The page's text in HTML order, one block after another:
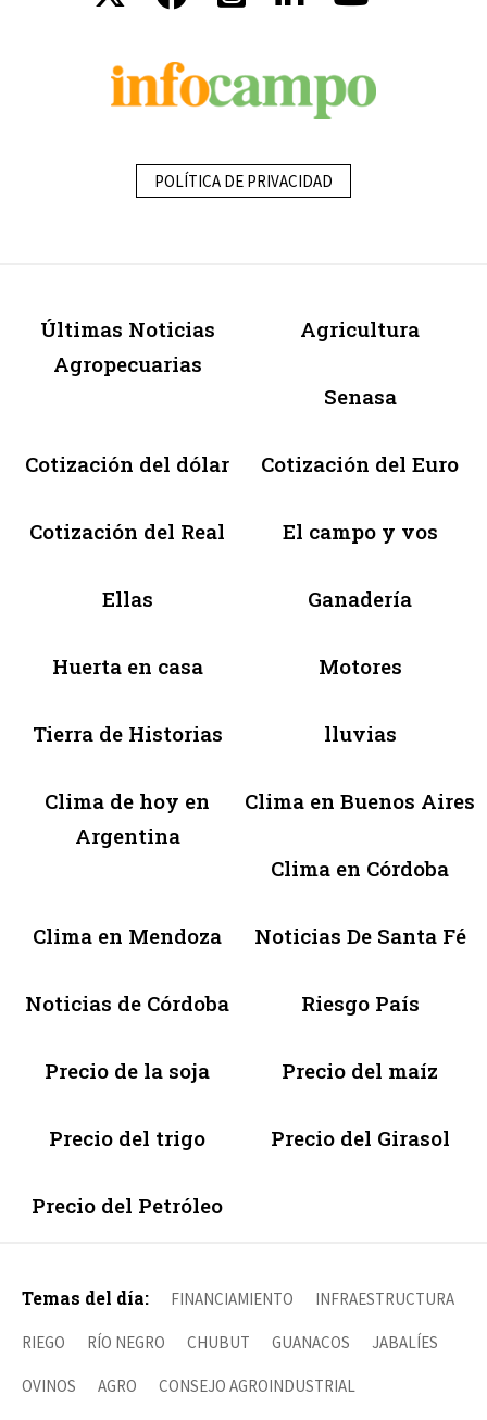
POLÍTICA DE PRIVACIDAD
Últimas Noticias
Agropecuarias
Agricultura
Senasa
Cotización del dólar Cotización del Euro
Cotización del Real El campo y vos
Ellas Ganadería
Huerta en casa Motores
Tierra de Historias lluvias
Clima de hoy en
Argentina
Clima en Buenos Aires
Clima en Córdoba
Clima en Mendoza Noticias De Santa Fé
Noticias de Córdoba Riesgo País
Precio de la soja Precio del maíz
Precio del trigo Precio del Girasol
Precio del Petróleo
Temas del día: FINANCIAMIENTO INFRAESTRUCTURA
RIEGO RÍO NEGRO CHUBUT GUANACOS JABALÍES
OVINOS AGRO CONSEJO AGROINDUSTRIAL